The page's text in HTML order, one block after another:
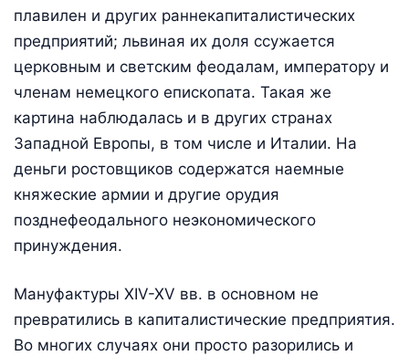
плавилен и других раннекапиталистических
предприятий; львиная их доля ссужается
церковным и светским феодалам, императору и
членам немецкого епископата. Такая же
картина наблюдалась и в других странах
Западной Европы, в том числе и Италии. На
деньги ростовщиков содержатся наемные
княжеские армии и другие орудия
позднефеодального неэкономического
принуждения.
Мануфактуры XIV-XV вв. в основном не
превратились в капиталистические предприятия.
Во многих случаях они просто разорились и